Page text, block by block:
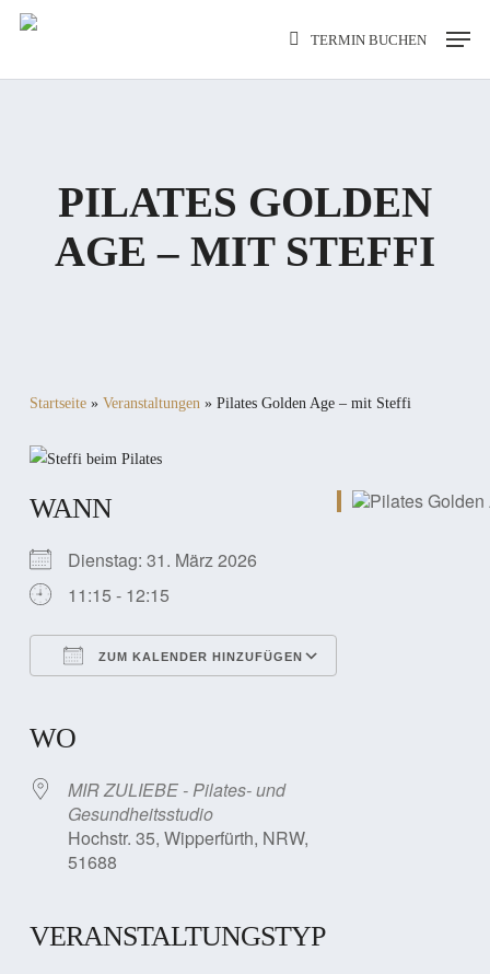
Skip
TERMIN BUCHEN
Menu
PILATES GOLDEN
AGE – MIT STEFFI
Startseite» Veranstaltungen» Pilates Golden Age – mit Steffi
WANN
Dienstag: 31. März 2026
11:15 - 12:15
ZUM KALENDER HINZUFÜGEN
WO
MIR ZULIEBE - Pilates- und
Gesundheitsstudio
Hochstr. 35, Wipperfürth, NRW,
51688
VERANSTALTUNGSTYP